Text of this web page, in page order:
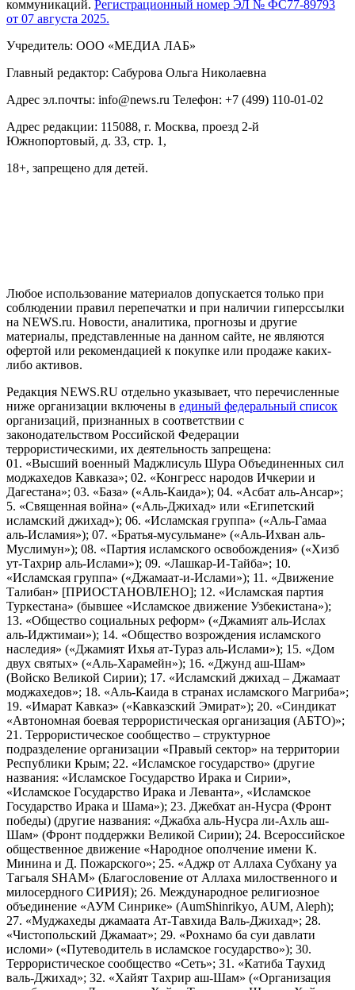
коммуникаций. Регистрационный номер ЭЛ № ФС77-89793
от 07 августа 2025.
Учредитель: ООО «МЕДИА ЛАБ»
Главный редактор: Сабурова Ольга Николаевна
Адрес эл.почты: info@news.ru Телефон: +7 (499) 110-01-02
Адрес редакции: 115088, г. Москва, проезд 2-й
Южнопортовый, д. 33, стр. 1,
18+, запрещено для детей.
Любое использование материалов допускается только при
соблюдении правил перепечатки и при наличии гиперссылки
на NEWS.ru. Новости, аналитика, прогнозы и другие
материалы, представленные на данном сайте, не являются
офертой или рекомендацией к покупке или продаже каких-
либо активов.
Редакция NEWS.RU отдельно указывает, что перечисленные
ниже организации включены в единый федеральный список
организаций, признанных в соответствии с
законодательством Российской Федерации
террористическими, их деятельность запрещена:
01. «Высший военный Маджлисуль Шура Объединенных сил
моджахедов Кавказа»; 02. «Конгресс народов Ичкерии и
Дагестана»; 03. «База» («Аль-Каида»); 04. «Асбат аль-Ансар»;
5. «Священная война» («Аль-Джихад» или «Египетский
исламский джихад»); 06. «Исламская группа» («Аль-Гамаа
аль-Исламия»); 07. «Братья-мусульмане» («Аль-Ихван аль-
Муслимун»); 08. «Партия исламского освобождения» («Хизб
ут-Тахрир аль-Ислами»); 09. «Лашкар-И-Тайба»; 10.
«Исламская группа» («Джамаат-и-Ислами»); 11. «Движение
Талибан» [ПРИОСТАНОВЛЕНО]; 12. «Исламская партия
Туркестана» (бывшее «Исламское движение Узбекистана»);
13. «Общество социальных реформ» («Джамият аль-Ислах
аль-Иджтимаи»); 14. «Общество возрождения исламского
наследия» («Джамият Ихья ат-Тураз аль-Ислами»); 15. «Дом
двух святых» («Аль-Харамейн»); 16. «Джунд аш-Шам»
(Войско Великой Сирии); 17. «Исламский джихад – Джамаат
моджахедов»; 18. «Аль-Каида в странах исламского Магриба»;
19. «Имарат Кавказ» («Кавказский Эмират»); 20. «Синдикат
«Автономная боевая террористическая организация (АБТО)»;
21. Террористическое сообщество – структурное
подразделение организации «Правый сектор» на территории
Республики Крым; 22. «Исламское государство» (другие
названия: «Исламское Государство Ирака и Сирии»,
«Исламское Государство Ирака и Леванта», «Исламское
Государство Ирака и Шама»); 23. Джебхат ан-Нусра (Фронт
победы) (другие названия: «Джабха аль-Нусра ли-Ахль аш-
Шам» (Фронт поддержки Великой Сирии); 24. Всероссийское
общественное движение «Народное ополчение имени К.
Минина и Д. Пожарского»; 25. «Аджр от Аллаха Субхану уа
Тагьаля SHAM» (Благословение от Аллаха милоственного и
милосердного СИРИЯ); 26. Международное религиозное
объединение «АУМ Синрике» (AumShinrikyo, AUM, Aleph);
27. «Муджахеды джамаата Ат-Тавхида Валь-Джихад»; 28.
«Чистопольский Джамаат»; 29. «Рохнамо ба суи давлати
исломи» («Путеводитель в исламское государство»); 30.
Террористическое сообщество «Сеть»; 31. «Катиба Таухид
валь-Джихад»; 32. «Хайят Тахрир аш-Шам» («Организация